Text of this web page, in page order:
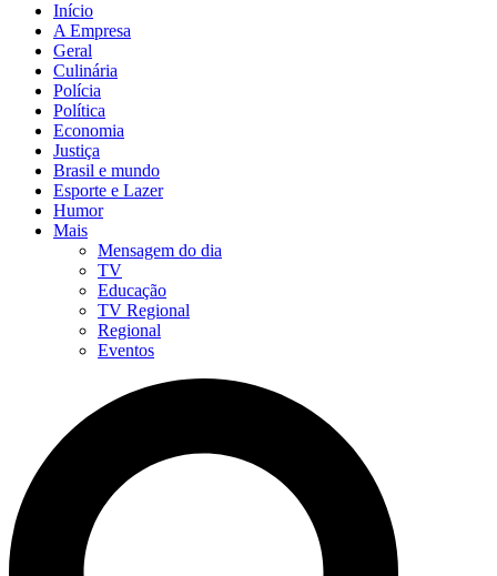
Início
A Empresa
Geral
Culinária
Polícia
Política
Economia
Justiça
Brasil e mundo
Esporte e Lazer
Humor
Mais
Mensagem do dia
TV
Educação
TV Regional
Regional
Eventos